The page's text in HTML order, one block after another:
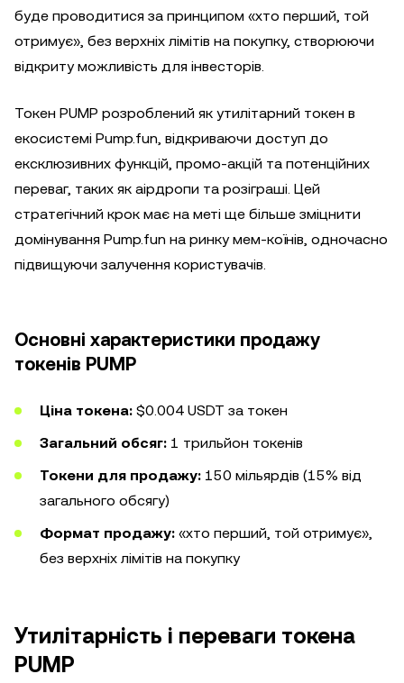
буде проводитися за принципом «хто перший, той
отримує», без верхніх лімітів на покупку, створюючи
відкриту можливість для інвесторів.
Токен PUMP розроблений як утилітарний токен в
екосистемі Pump.fun, відкриваючи доступ до
ексклюзивних функцій, промо-акцій та потенційних
переваг, таких як аірдропи та розіграші. Цей
стратегічний крок має на меті ще більше зміцнити
домінування Pump.fun на ринку мем-коїнів, одночасно
підвищуючи залучення користувачів.
Основні характеристики продажу
токенів PUMP
Ціна токена: $0.004 USDT за токен
Загальний обсяг: 1 трильйон токенів
Токени для продажу: 150 мільярдів (15% від
загального обсягу)
Формат продажу: «хто перший, той отримує»,
без верхніх лімітів на покупку
Утилітарність і переваги токена
PUMP